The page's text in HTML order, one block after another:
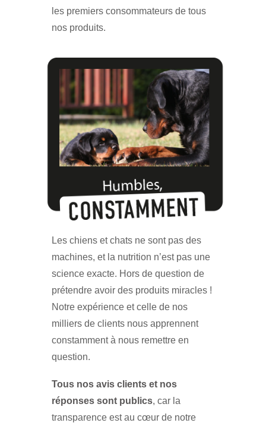
les premiers consommateurs de tous
nos produits.
Les chiens et chats ne sont pas des
machines, et la nutrition n’est pas une
science exacte. Hors de question de
prétendre avoir des produits miracles !
Notre expérience et celle de nos
milliers de clients nous apprennent
constamment à nous remettre en
question.
Tous nos avis clients et nos
réponses sont publics, car la
transparence est au cœur de notre